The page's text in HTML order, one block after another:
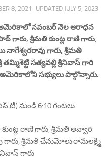
8, 2021 · UPDATED JULY 5, 2023
అమెరికాలో నవంబర్ నెల ఆరాధన
గారు, శ్రీమతి కుంట్ల రాణి గారు,
నాగేశ్వరరావు గారు, శ్రీమతి
సత్యవల్లి శ్రీనివాస్ గారి
సభ్యులు పాల్గొన్నారు.
నుండి 6:10 గంటలు
కుంట్ల రాణి గారు, శ్రీమతి అవ్వారి
గారు, శ్రీమతి చేనుమోలు రామలక్ష్మి
గారు